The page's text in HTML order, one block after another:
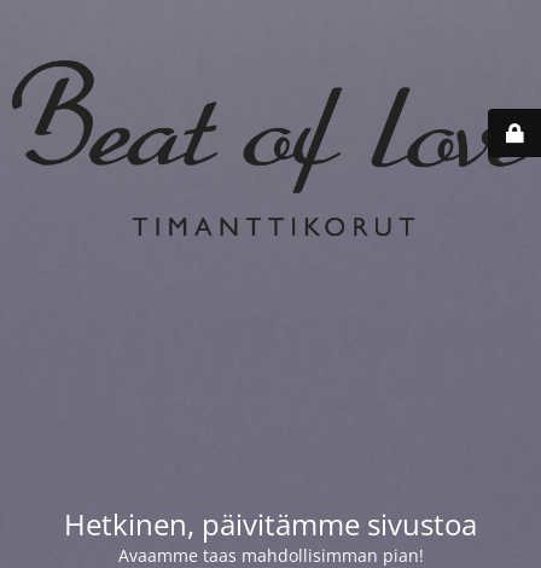
Hetkinen, päivitämme sivustoa
Avaamme taas mahdollisimman pian!